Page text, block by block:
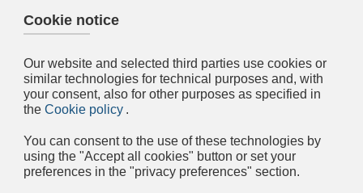
Sistemas para a remoção
de óleos, graxas e espumas
resfriamento direto dos laminadores e
das fundições contínuas é a presença de